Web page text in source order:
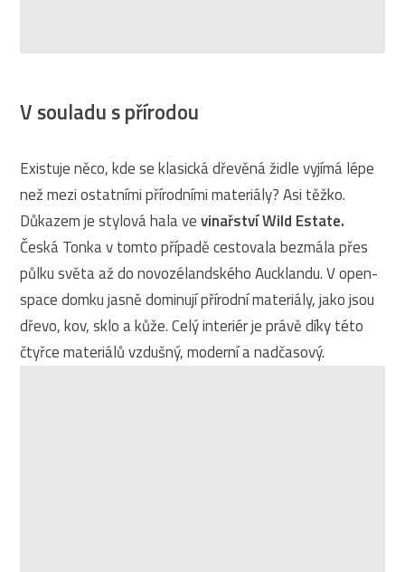
V souladu s přírodou
Existuje něco, kde se klasická dřevěná židle vyjímá lépe
než mezi ostatními přírodními materiály? Asi těžko.
Důkazem je stylová hala vevinařství Wild Estate.
Česká Tonka v tomto případě cestovala bezmála přes
půlku světa až do novozélandského Aucklandu. V open-
space domku jasně dominují přírodní materiály, jako jsou
dřevo, kov, sklo a kůže. Celý interiér je právě díky této
čtyřce materiálů vzdušný, moderní a nadčasový.